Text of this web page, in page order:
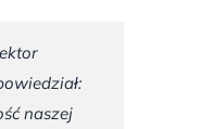
naszej